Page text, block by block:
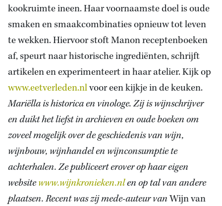
kookruimte ineen. Haar voornaamste doel is oude
smaken en smaakcombinaties opnieuw tot leven
te wekken. Hiervoor stoft Manon receptenboeken
af, speurt naar historische ingrediënten, schrijft
artikelen en experimenteert in haar atelier. Kijk op
www.eetverleden.nlvoor een kijkje in de keuken.
Mariëlla is historica en vinologe. Zij is wijnschrijver
en duikt het liefst in archieven en oude boeken om
zoveel mogelijk over de geschiedenis van wijn,
wijnbouw, wijnhandel en wijnconsumptie te
achterhalen. Ze publiceert erover op haar eigen
websitewww.wijnkronieken.nlen op tal van andere
plaatsen. Recent was zij mede-auteur vanWijn van